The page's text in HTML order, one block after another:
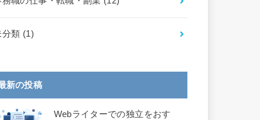
分類 (1)
新の投稿
Webライターでの独立をおす